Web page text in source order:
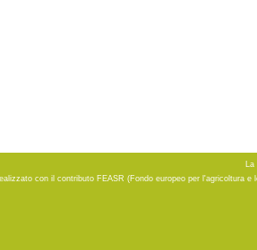
La
con il contributo FEASR (Fondo europeo per l'agricoltura